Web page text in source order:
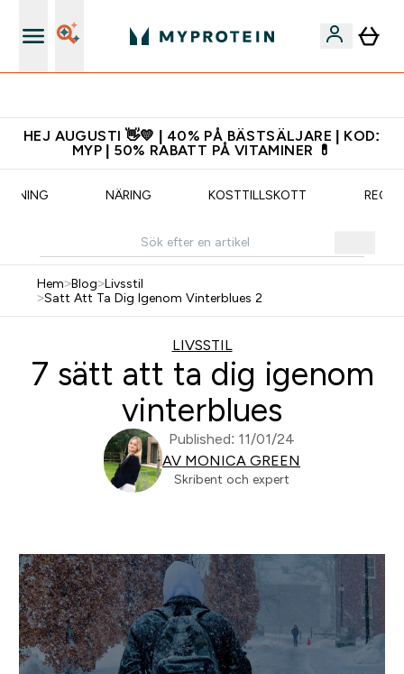
HEJ AUGUSTI 👋💛 | 40% PÅ BÄSTSÄLJARE | KOD:
MYP | 50% RABATT PÅ VITAMINER 💊
NÄRING KOSTTILLSKOTT
Hem>Blog>Livsstil
>Satt Att Ta Dig Igenom Vinterblues 2
LIVSSTIL
7 sätt att ta dig igenom
vinterblues
Published: 11/01/24
AV MONICA GREEN
Skribent och expert